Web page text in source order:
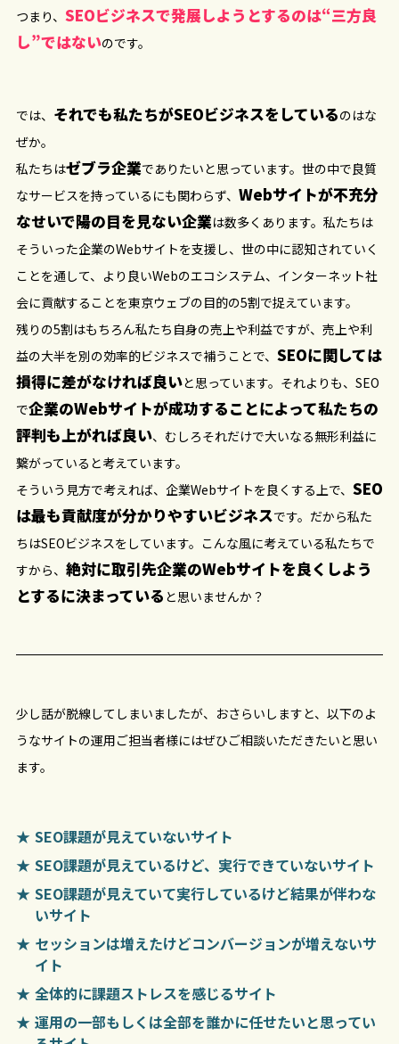
つまり、 SEOビジネスで発展しようとするのは“三方良
し”ではないのです。
では、 それでも私たちがSEOビジネスをしているのはな
ぜか。
私たちはゼブラ企業でありたいと思っています。世の中で良質
なサービスを持っているにも関わらず、 Webサイトが不充分
なせいで陽の目を見ない企業は数多くあります。私たちは
そういった企業のWebサイトを支援し、世の中に認知されていく
ことを通して、より良いWebのエコシステム、インターネット社
会に貢献することを東京ウェブの目的の5割で捉えています。
残りの5割はもちろん私たち自身の売上や利益ですが、売上や利
益の大半を別の効率的ビジネスで補うことで、 SEOに関しては
損得に差がなければ良いと思っています。それよりも、SEO
で企業のWebサイトが成功することによって私たちの
評判も上がれば良い、むしろそれだけで大いなる無形利益に
繋がっていると考えています。
そういう見方で考えれば、企業Webサイトを良くする上で、 SEO
は最も貢献度が分かりやすいビジネスです。だから私た
ちはSEOビジネスをしています。こんな風に考えている私たちで
すから、 絶対に取引先企業のWebサイトを良くしよう
とするに決まっている と思いませんか？
少し話が脱線してしまいましたが、おさらいしますと、以下のよ
うなサイトの運用ご担当者様にはぜひご相談いただきたいと思い
ます。
SEO課題が見えていないサイト
SEO課題が見えているけど、実行できていないサイト
SEO課題が見えていて実行しているけど結果が伴わな
いサイト
セッションは増えたけどコンバージョンが増えないサ
イト
全体的に課題ストレスを感じるサイト
運用の一部もしくは全部を誰かに任せたいと思ってい